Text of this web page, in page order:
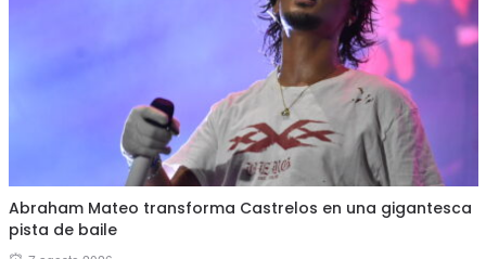
Abraham Mateo transforma Castrelos en una gigantesca
pista de baile